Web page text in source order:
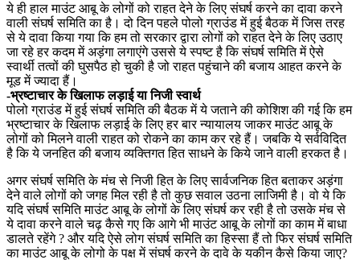
ये ही हाल माउंट आबू के लोगों को राहत देने के लिए संघर्ष करने का दावा करने
वाली संघर्ष समिति का है। दो दिन पहले पोलो ग्राउंड में हुई बैठक में जिस तरह
से ये दावा किया गया कि हम तो सरकार द्वारा लोगों को राहत देने के लिए उठाए
जा रहे हर कदम में अड़ंगा लगाएंगे उससे ये स्पष्ट है कि संघर्ष समिति में ऐसे
स्वार्थी तत्वों की घुसपैठ हो चुकी है जो राहत पहुंचाने की बजाय आहत करने के
मूड में ज्यादा हैं।
-भ्रष्टाचार के खिलाफ लड़ाई या निजी स्वार्थ
पोलो ग्राउंड में हुई संघर्ष समिति की बैठक में ये जताने की कोशिश की गई कि हम
भ्रष्टाचार के खिलाफ लड़ाई के लिए हर बार न्यायालय जाकर माउंट आबू के
लोगों को मिलने वाली राहत को रोकने का काम कर रहे हैं। जबकि ये सर्वविदित
है कि ये जनहित की बजाय व्यक्तिगत हित साधने के किये जाने वाली हरकत है।
अगर संघर्ष समिति के मंच से निजी हित के लिए सार्वजनिक हित बताकर अड़ंगा
देने वाले लोगों को जगह मिल रही है तो कुछ सवाल उठना लाजिमी है। वो ये कि
यदि संघर्ष समिति माउंट आबू के लोगों के लिए संघर्ष कर रही है तो उसके मंच से
ये दावा करने वाले चढ़ कैसे गए कि आगे भी माउंट आबू के लोगों का काम में बाधा
डालते रहेंगे ? और यदि ऐसे लोग संघर्ष समिति का हिस्सा हैं तो फिर संघर्ष समिति
का माउंट आबू के लोगो के पक्ष में संघर्ष करने के दावे के यकीन कैसे किया जाए?